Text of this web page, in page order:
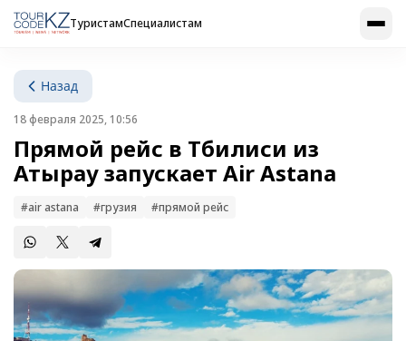
ТуристамСпециалистам
Назад
18 февраля 2025, 10:56
Прямой рейс в Тбилиси из
Атырау запускает Air Astana
#air astana #грузия #прямой рейс